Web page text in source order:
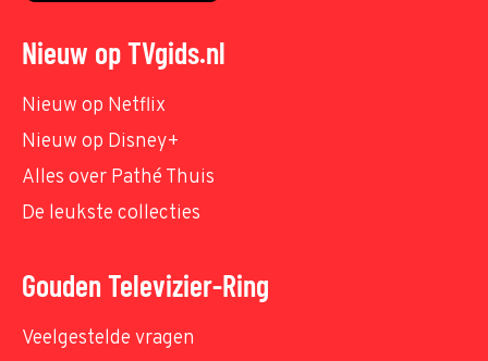
Nieuw op TVgids.nl
Nieuw op Netflix
Nieuw op Disney+
Alles over Pathé Thuis
De leukste collecties
Gouden Televizier-Ring
Veelgestelde vragen